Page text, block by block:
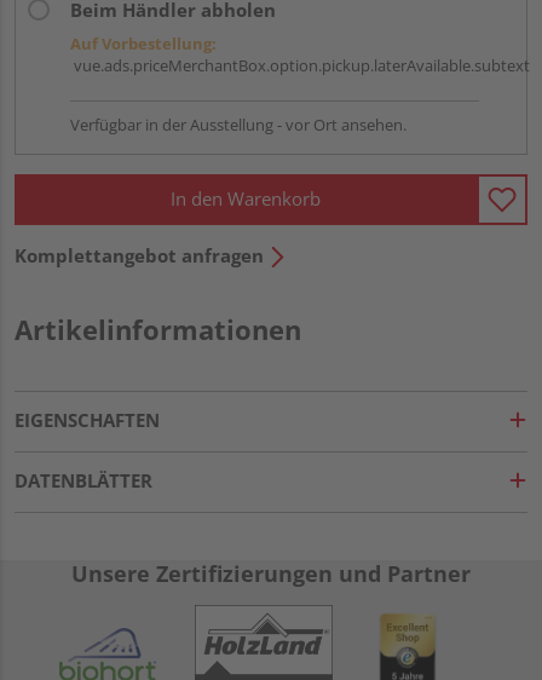
Beim Händler abholen
Auf Vorbestellung:
vue.ads.priceMerchantBox.option.pickup.laterAvailable.subtext
Verfügbar in der Ausstellung - vor Ort ansehen.
In den Warenkorb
Komplettangebot anfragen
Artikelinformationen
EIGENSCHAFTEN
DATENBLÄTTER
Unsere Zertifizierungen und Partner